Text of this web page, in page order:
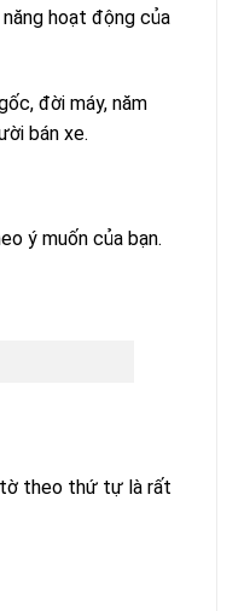
hoạt động của
đời máy, năm
bán xe.
ý muốn của bạn.
tờ theo thứ tự là rất